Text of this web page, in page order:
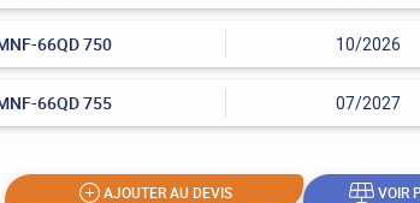
66QD 750 10/2026
66QD 755 07/2027
AJOUTER AU DEVIS VOIR